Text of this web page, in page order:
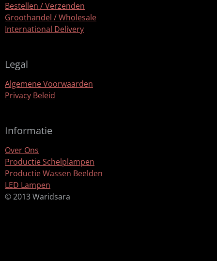
Bestellen / Verzenden
Groothandel / Wholesale
International Delivery
Legal
Algemene Voorwaarden
Privacy Beleid
Informatie
Over Ons
Productie Schelplampen
Productie Wassen Beelden
LED Lampen
© 2013 Waridsara